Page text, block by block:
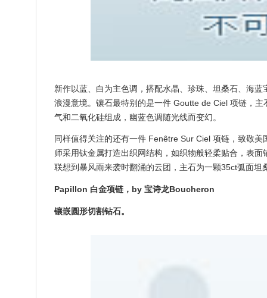
新作以蓝、白为主色调，搭配水晶、珍珠、坦桑石、海
浪漫意境。镶石最特别的是一件 Goutte de Ciel 项链，
气和二氧化硅组成，幽蓝色调随光线而变幻。
同样值得关注的还有一件 Fenêtre Sur Ciel 项链，致敬
师采用钛金属打造出织网结构，如织物般轻柔贴合，表
联想到暴风雨来袭时翻涌的云团，主石为一颗35ct弧面
Papillon 白金项链，by 宝诗龙Boucheron
镶嵌圆形切割钻石。